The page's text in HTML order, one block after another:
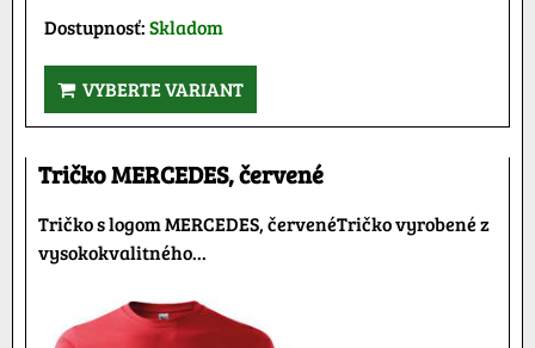
Dostupnosť:Skladom
VYBERTE VARIANT
Tričko MERCEDES, červené
Tričko s logom MERCEDES, červenéTričko vyrobené z
vysokokvalitného...